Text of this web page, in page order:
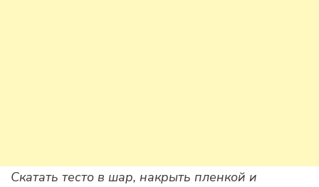
Скатать тесто в шар, накрыть пленкой и